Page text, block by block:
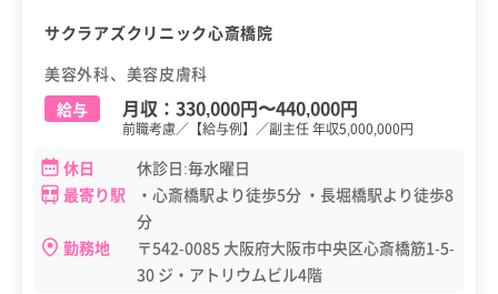
サクラアズクリニック心斎橋院
美容外科、美容皮膚科
給与
月収： 330,000円〜440,000円
前職考慮／【給与例】／副主任 年収5,000,000円
休日
休診日:毎水曜日
最寄り駅
・心斎橋駅より徒歩5分 ・長堀橋駅より徒歩8
分
勤務地
〒542-0085 大阪府大阪市中央区心斎橋筋1-5-
30 ジ・アトリウムビル4階